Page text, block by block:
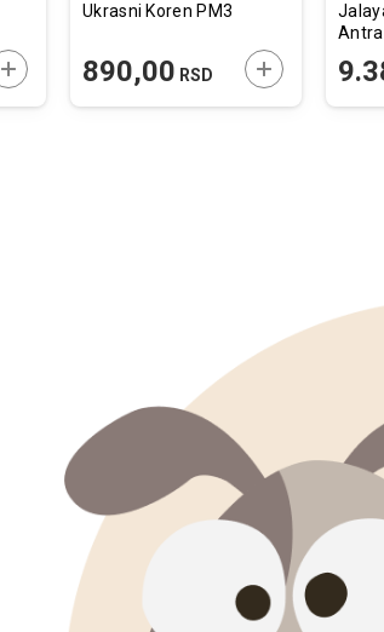
DODAJTE U KORPU
Ukrasni Koren PM3
890,00 RSD DODAJTE U